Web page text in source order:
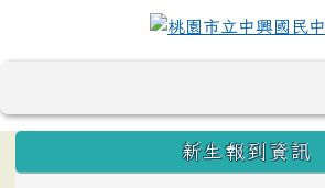
:::
新生報到資訊